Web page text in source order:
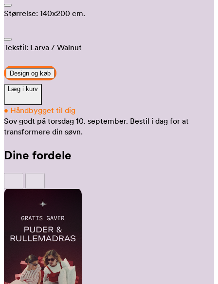
Størrelse: 140x200 cm.
Tekstil: Larva / Walnut
Design og køb
Læg i kurv
• Håndbygget til dig
Sov godt på torsdag 10. september. Bestil i dag for at
transformere din søvn.
Dine fordele